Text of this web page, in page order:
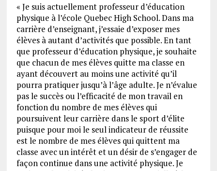
« Je suis actuellement professeur d’éducation
physique à l’école Quebec High School. Dans ma
carrière d’enseignant, j’essaie d’exposer mes
élèves à autant d’activités que possible. En tant
que professeur d’éducation physique, je souhaite
que chacun de mes élèves quitte ma classe en
ayant découvert au moins une activité qu’il
pourra pratiquer jusqu’à l’âge adulte. Je n’évalue
pas le succès ou l’efficacité de mon travail en
fonction du nombre de mes élèves qui
poursuivent leur carrière dans le sport d’élite
puisque pour moi le seul indicateur de réussite
est le nombre de mes élèves qui quittent ma
classe avec un intérêt et un désir de s’engager de
façon continue dans une activité physique. Je